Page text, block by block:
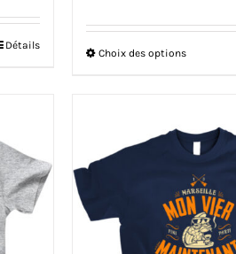
Détails
Choix des optionsCe
Les
options
peuvent
être
choisies
sur
la